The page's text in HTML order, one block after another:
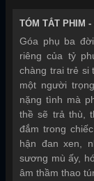
TÓM TẮT PHIM -
Góa phụ ba
riêng của tỷ
chàng trai trẻ si
một người
nặng tình mà
thề sẽ trả thù,
đắm trong
hận đan xen,
sương mù ấy,
âm thầm thao